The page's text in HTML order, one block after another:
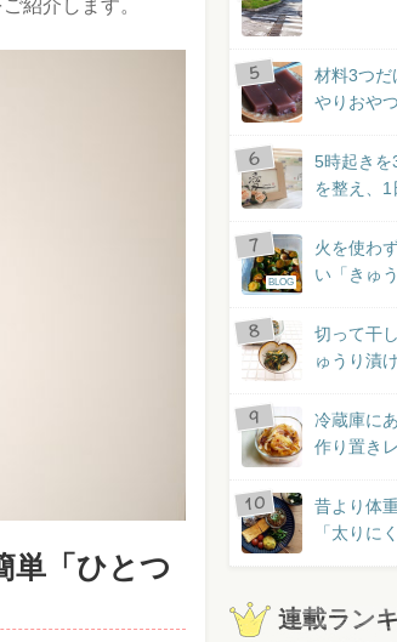
紹介します。
単「ひとつ
材料3つだ
やりおや
5時起きを
を整え、
BLOG
火を使わ
い「きゅ
切って干
ゅうり漬
冷蔵庫に
作り置き
昔より体
「太りに
連載ラン